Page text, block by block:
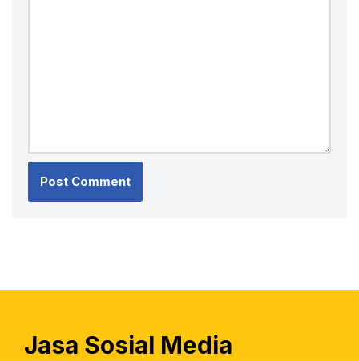
Jasa Sosial Media